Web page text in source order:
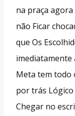
na praça
não Ficar
que Os
imediatamente
Meta tem todo
por trás Lógico
Chegar no